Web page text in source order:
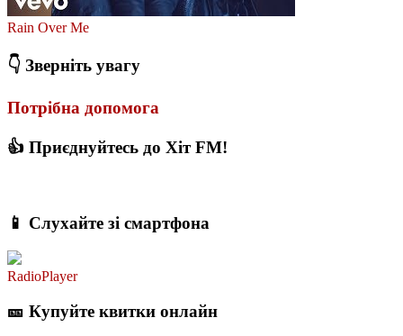
Rain Over Me
👇 Зверніть увагу
Потрібна допомога
👍 Приєднуйтесь до Хіт FM!
📱 Слухайте зі смартфона
RadioPlayer
🎫 Купуйте квитки онлайн